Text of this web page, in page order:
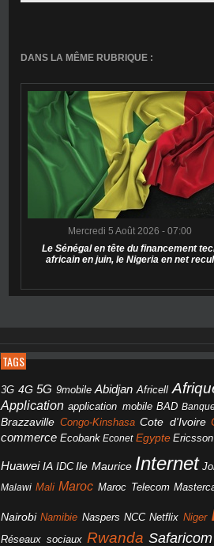
DANS LA MÊME RUBRIQUE :
Mercredi 5 Août 2026 - 07:00
Le Sénégal en tête du financement
africain en juin, le Nigeria en net recul
TAGS
3G 4G 5G 9mobile Abidjan Africell
Application application mobile BAD
Brazzaville Congo-Kinshasa Cote d'Ivoire
commerce Ecobank Econet Egypte Ericsson
Huawei IA IDC Ile Maurice Internet
Malawi Mali Maroc Maroc Telecom
Nairobi Namibie Naspers NCC Netflix Niger
Réseaux sociaux Rwanda Safaricom